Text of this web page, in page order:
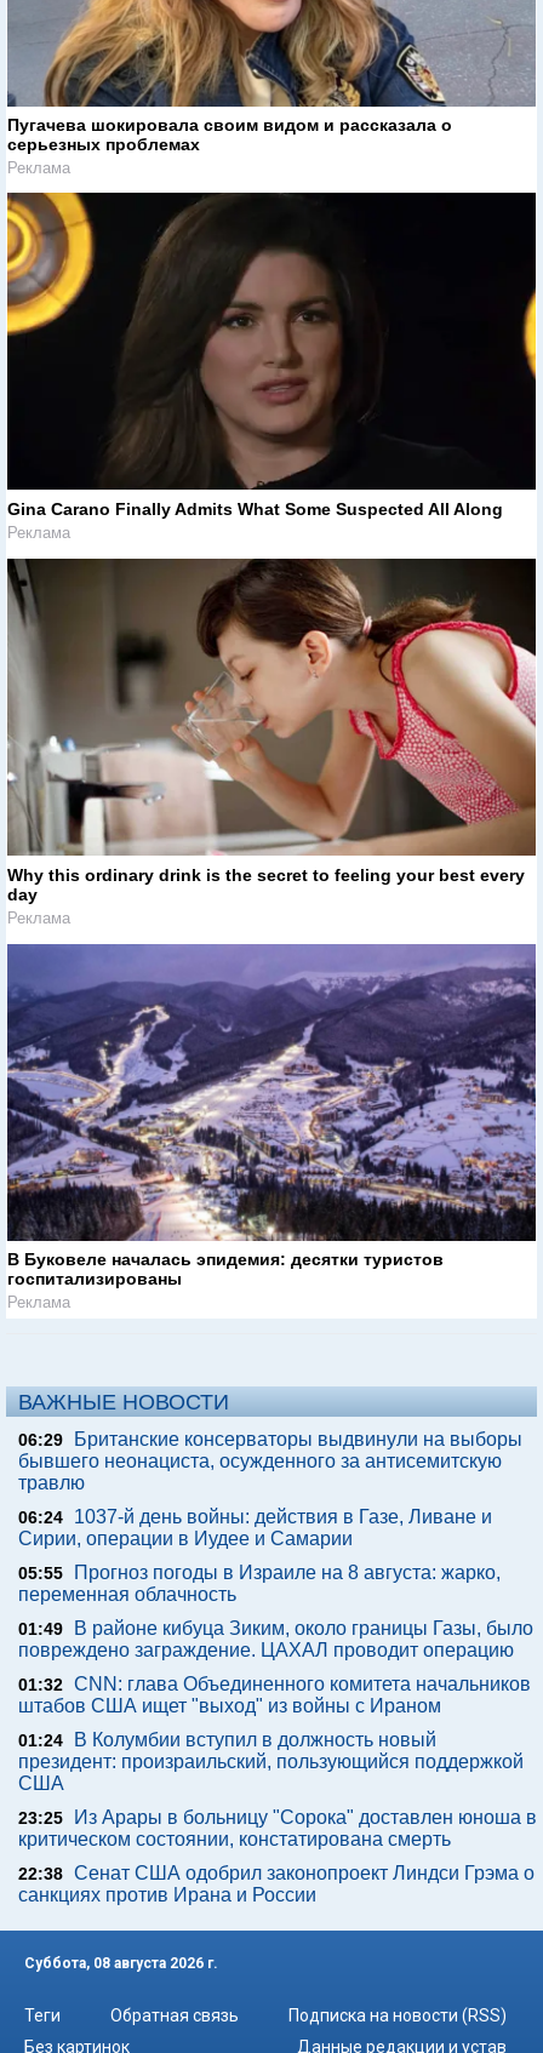
Пугачева шокировала своим видом и рассказала о
серьезных проблемах
Реклама
Gina Carano Finally Admits What Some Suspected All Along
Реклама
Why this ordinary drink is the secret to feeling your best every
day
Реклама
В Буковеле началась эпидемия: десятки туристов
госпитализированы
Реклама
ВАЖНЫЕ НОВОСТИ
06:29
Британские консерваторы выдвинули на выборы
бывшего неонациста, осужденного за антисемитскую
травлю
06:24
1037-й день войны: действия в Газе, Ливане и
Сирии, операции в Иудее и Самарии
05:55
Прогноз погоды в Израиле на 8 августа: жарко,
переменная облачность
01:49
В районе кибуца Зиким, около границы Газы, было
повреждено заграждение. ЦАХАЛ проводит операцию
01:32 CNN: глава Объединенного комитета начальников
штабов США ищет "выход" из войны с Ираном
01:24
В Колумбии вступил в должность новый
президент: произраильский, пользующийся поддержкой
США
23:25
Из Арары в больницу "Сорока" доставлен юноша в
критическом состоянии, констатирована смерть
22:38 Сенат США одобрил законопроект Линдси Грэма о
санкциях против Ирана и России
Суббота, 08 августа 2026 г.
Теги Обратная связь
Подписка на новости (RSS)
Без картинок
Данные редакции и устав